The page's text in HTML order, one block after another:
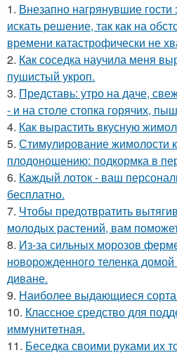
1. Внезапно нагрянувшие
искать решение, так как на
времени катастрофически не
2. Как соседка научила меня
пушистый укроп.
3. Представь: утро на даче,
- и на столе стопка горячих,
4. Как вырастить вкусную
5. Стимулирование жимолости
плодоношению: подкормка в
6. Каждый лоток - ваш
бесплатно.
7. Чтобы предотвратить
молодых растений, вам
8. Из-за сильных морозов
новорожденного теленка
диване.
9. Наиболее выдающиеся сорта
10. Классное средство для
иммyнитeтнaя.
11. Беседка своими руками их